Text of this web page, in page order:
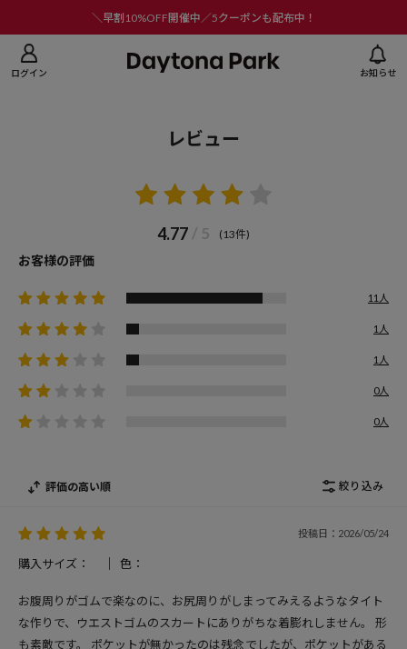
＼早割10%OFF開催中／5クーポンも配布中！
ログイン お知らせ
レビュー
4.77 / 5 (13件)
お客様の評価
11人
1人
1人
0人
0人
評価の高い順 絞り込み
投稿日：2026/05/24
購入サイズ： 色：
お腹周りがゴムで楽なのに、お尻周りがしまってみえるようなタイト
な作りで、ウエストゴムのスカートにありがちな着膨れしません。 形
も素敵です。 ポケットが無かったのは残念でしたが、ポケットがある